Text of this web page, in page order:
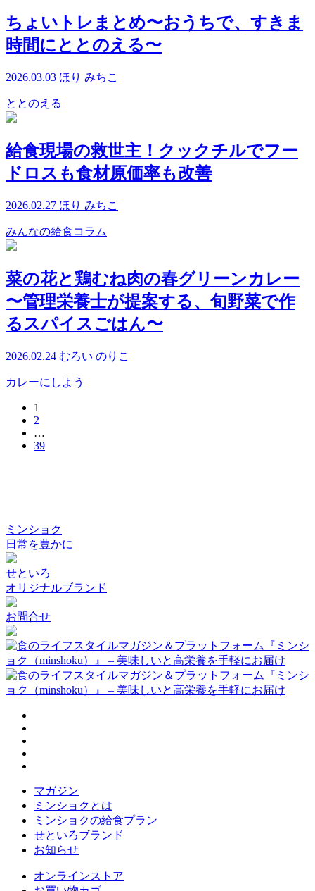
ちょいトレまとめ〜おうちで、すきま
時間にととのえる〜
2026.03.03 ほり みちこ
ととのえる
給食現場の救世主！クックチルでフー
ドロスも食材原価率も改善
2026.02.27 ほり みちこ
みんなの給食コラム
菜の花と鶏むね肉の春グリーンカレー
〜管理栄養士が提案する、旬野菜で作
るスパイスごはん〜
2026.02.24 むろい のりこ
カレーにしよう
1
2
…
39
ミンショク
日常を豊かに
せといろ
オリジナルブランド
お問合せ
マガジン
ミンショクとは
ミンショクの給食プラン
せといろブランド
お知らせ
オンラインストア